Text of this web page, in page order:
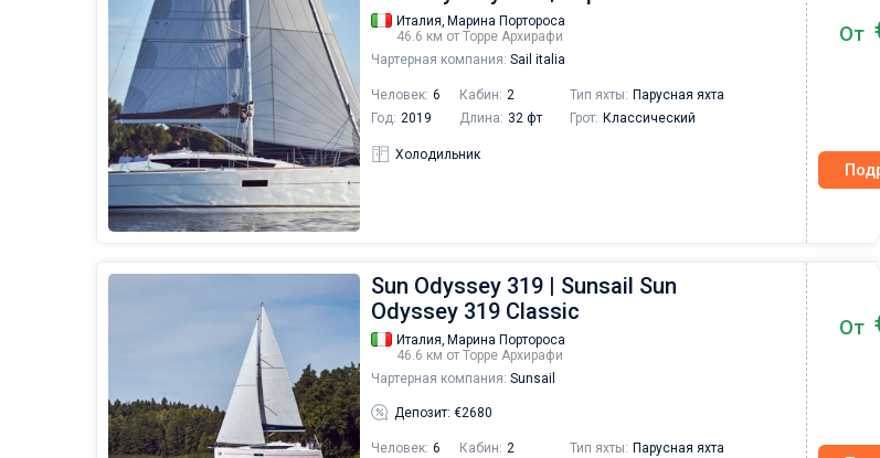
Италия, Марина Портороса
46.6 км от Торре Архирафи
Чартерная компания: Sail italia
Человек: 6 Кабин: 2 Тип яхты: Парусная яхта
Год: 2019 Длина: 32 фт Грот: Классический
Холодильник
От
Sun Odyssey 319 | Sunsail Sun
Odyssey 319 Classic
Италия, Марина Портороса
46.6 км от Торре Архирафи
Чартерная компания: Sunsail
Депозит: €2680
Человек: 6 Кабин: 2 Тип яхты: Парусная яхта
От
Друзья, хотелось бы
слов о компании Sailica
провели чартер на майские
отметить отличную работу
компании на всех этапах
подготовке чартера
исчерпывающие ответы на